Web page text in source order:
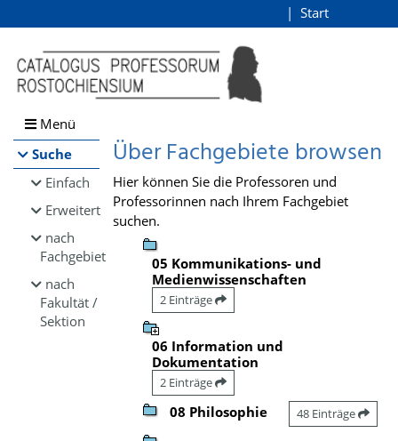
Browsen
direkt zum Inhalt
Start
Menü
Suche
Einfach
Erweitert
nach
Fachgebiet
nach
Fakultät /
Sektion
Über Fachgebiete browsen
Hier können Sie die Professoren und
Professorinnen nach Ihrem Fachgebiet
suchen.
05 Kommunikations- und
Medienwissenschaften
2 Einträge
06 Information und
Dokumentation
2 Einträge
08 Philosophie 48 Einträge